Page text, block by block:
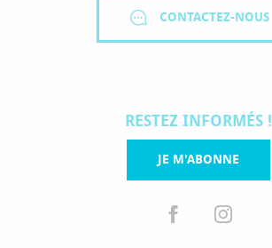
CONTACTEZ-NOUS
RESTEZ INFORMÉS !
JE M'ABONNE